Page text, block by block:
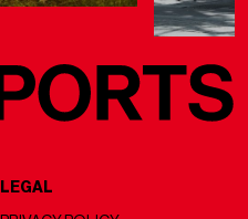
LEGAL